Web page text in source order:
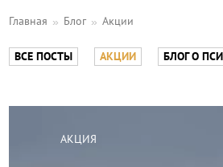
Главная Блог Акции
ВСЕ ПОСТЫ АКЦИИ БЛОГ О
АКЦИЯ